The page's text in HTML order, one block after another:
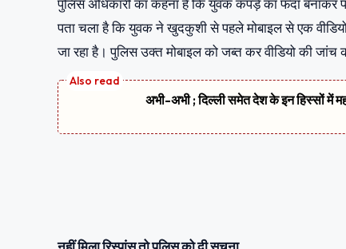
पता चला है कि युवक ने खुदकुशी से पहले मोबाइल से एक
जा रहा है। पुलिस उक्त मोबाइल को जब्त कर वीडियो की
अभी-अभी ; दिल्ली समेत देश के इन हिस्सों